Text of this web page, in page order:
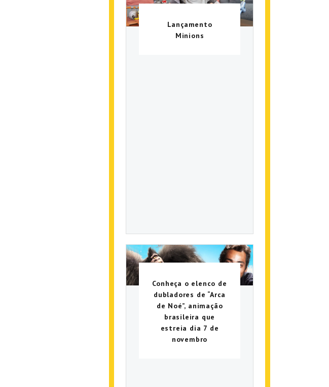
Lançamento
Minions
Conheça o elenco de
dubladores de “Arca
de Noé”, animação
brasileira que
estreia dia 7 de
novembro